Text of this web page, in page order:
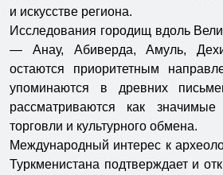
и искусстве региона.
Исследования городищ вдоль
— Анау, Абиверда, Амуль,
остаются приоритетным
упоминаются в древних
рассматриваются как значимые
торговли и культурного обмена.
Международный интерес к
Туркменистана подтверждает и